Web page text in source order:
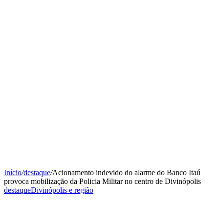
Início/destaque/Acionamento indevido do alarme do Banco Itaú
provoca mobilização da Policia Militar no centro de Divinópolis
destaqueDivinópolis e região